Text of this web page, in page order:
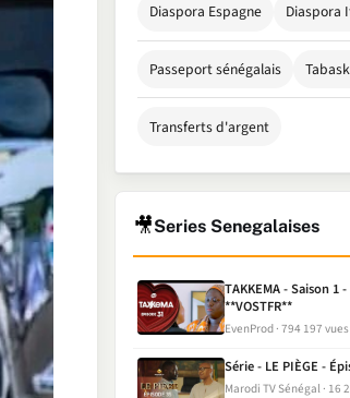
Diaspora Espagne Diaspora
Passeport sénégalais
Transferts d'argent
🎥Series Senegalaises
TAKKEMA - Saison 1
**VOSTFR**
EvenProd 794 197 vues
Série - LE PIÈGE -
Marodi TV Sénégal 16